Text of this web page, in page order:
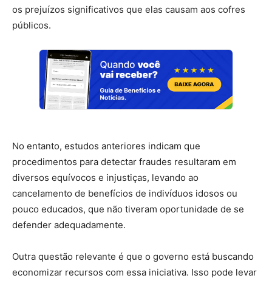
os prejuízos significativos que elas causam aos cofres
públicos.
No entanto, estudos anteriores indicam que
procedimentos para detectar fraudes resultaram em
diversos equívocos e injustiças, levando ao
cancelamento de benefícios de indivíduos idosos ou
pouco educados, que não tiveram oportunidade de se
defender adequadamente.
Outra questão relevante é que o governo está buscando
economizar recursos com essa iniciativa. Isso pode levar